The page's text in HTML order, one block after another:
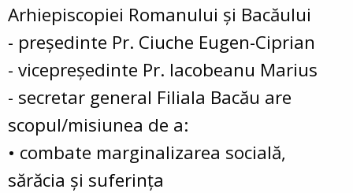
Arhiepiscopiei Romanului şi Bacăului
- preşedinte Pr. Ciuche Eugen-Ciprian
- vicepreşedinte Pr. Iacobeanu Marius
- secretar general Filiala Bacău are
scopul/misiunea de a:
• combate marginalizarea socială,
sărăcia şi suferinţa